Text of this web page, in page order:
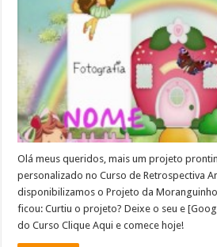
Olá meus queridos, mais um projeto
personalizado no Curso de Retrospectiva
disponibilizamos o Projeto da
ficou: Curtiu o projeto? Deixe o seu e
do Curso Clique Aqui e comece hoje!